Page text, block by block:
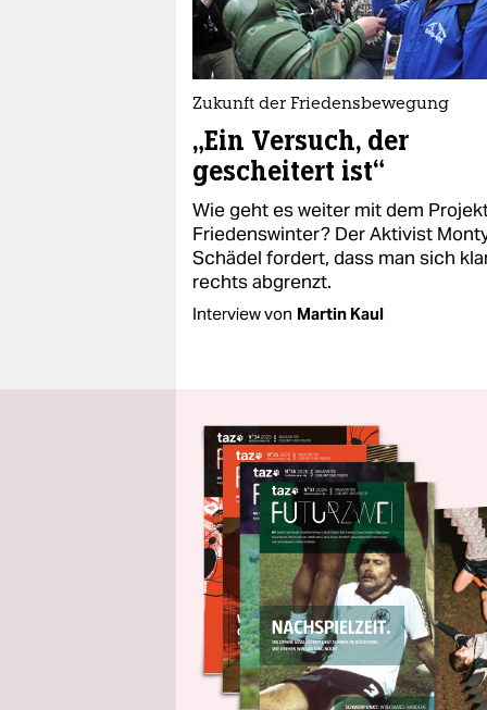
Zukunft der Friedensbewegung
„Ein Versuch, der
gescheitert ist“
Wie geht es weiter mit dem
Friedenswinter? Der Aktivist
Schädel fordert, dass man sich
rechts abgrenzt.
Interview von Martin Kaul